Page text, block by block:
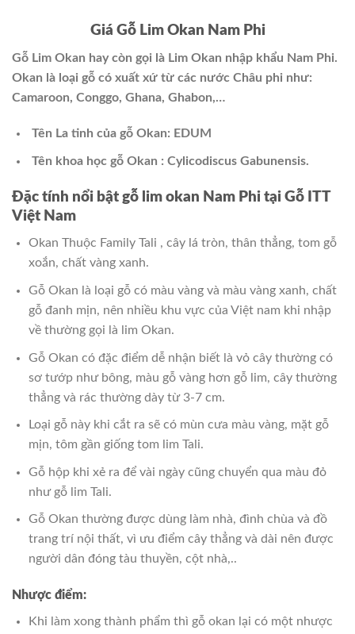
Giá Gỗ Lim Okan Nam Phi
Gỗ Lim Okan hay còn gọi là Lim Okan nhập khẩu Nam Phi.
Okan là loại gỗ có xuất xứ từ các nước Châu phi như:
Camaroon, Conggo, Ghana, Ghabon,…
Tên La tinh của gỗ Okan: EDUM
Tên khoa học gỗ Okan : Cylicodiscus Gabunensis.
Đặc tính nổi bật gỗ lim okan Nam Phi tại Gỗ ITT
Việt Nam
Okan Thuộc Family Tali , cây lá tròn, thân thẳng, tom gỗ
xoắn, chất vàng xanh.
Gỗ Okan là loại gỗ có màu vàng và màu vàng xanh, chất
gỗ đanh mịn, nên nhiều khu vực của Việt nam khi nhập
về thường gọi là lim Okan.
Gỗ Okan có đặc điểm dễ nhận biết là vỏ cây thường có
sơ tướp như bông, màu gỗ vàng hơn gỗ lim, cây thường
thẳng và rác thường dày từ 3-7 cm.
Loại gỗ này khi cắt ra sẽ có mùn cưa màu vàng, mặt gỗ
mịn, tôm gần giống tom lim Tali.
Gỗ hộp khi xẻ ra để vài ngày cũng chuyển qua màu đỏ
như gỗ lim Tali.
Gỗ Okan thường được dùng làm nhà, đình chùa và đồ
trang trí nội thất, vì ưu điểm cây thẳng và dài nên được
người dân đóng tàu thuyền, cột nhà,..
Nhược điểm:
Khi làm xong thành phẩm thì gỗ okan lại có một nhược